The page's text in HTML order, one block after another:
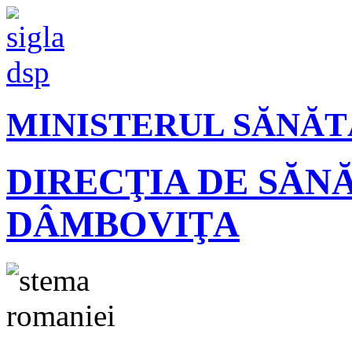
MINISTERUL
DIRECŢIA DE
DÂMBOVIŢA